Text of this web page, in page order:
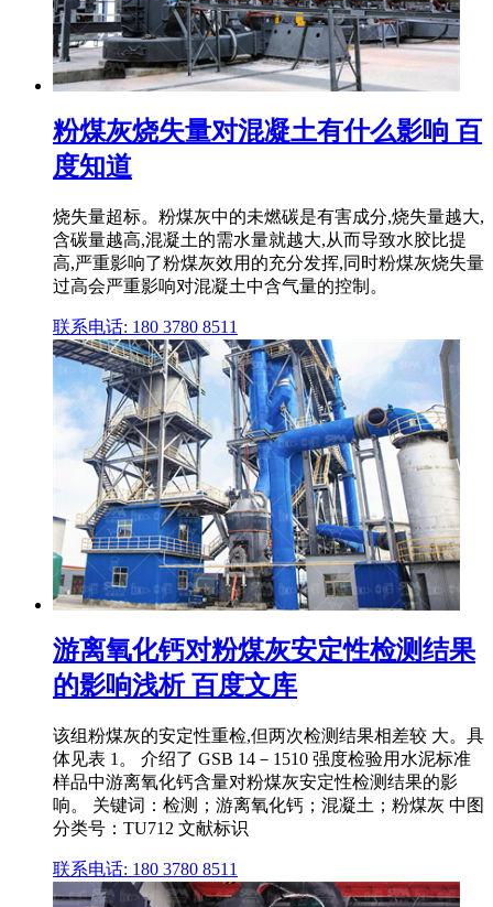
粉煤灰烧失量对混凝土有什么影响 百
度知道
烧失量超标。粉煤灰中的未燃碳是有害成分,烧失量越大,
含碳量越高,混凝土的需水量就越大,从而导致水胶比提
高,严重影响了粉煤灰效用的充分发挥,同时粉煤灰烧失量
过高会严重影响对混凝土中含气量的控制。
联系电话: 180 3780 8511
游离氧化钙对粉煤灰安定性检测结果
的影响浅析 百度文库
该组粉煤灰的安定性重检,但两次检测结果相差较 大。具
体见表 1。 介绍了 GSB 14－1510 强度检验用水泥标准
样品中游离氧化钙含量对粉煤灰安定性检测结果的影
响。 关键词：检测；游离氧化钙；混凝土；粉煤灰 中图
分类号：TU712 文献标识
联系电话: 180 3780 8511